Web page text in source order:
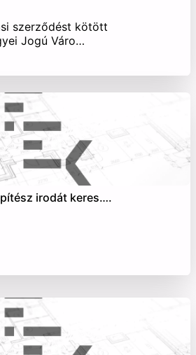
szerződést kötött
Jogú Váro…
irodát keres….